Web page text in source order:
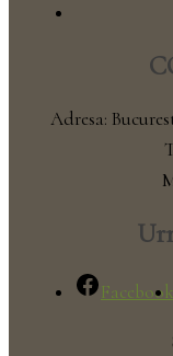
Adresa:
Facebook